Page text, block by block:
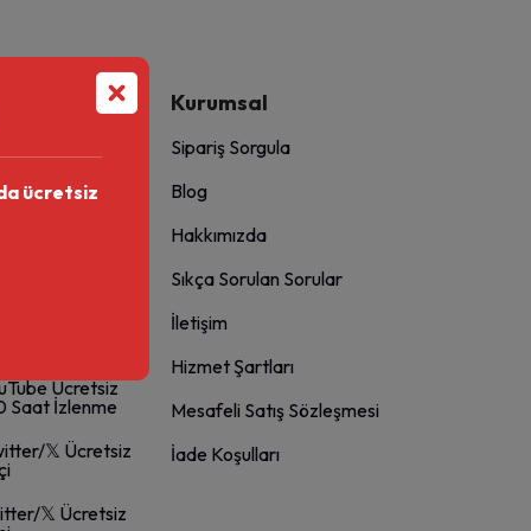
ücretsiz
Ücretsiz
Ücretsiz
Saat İzlenme
𝕏 Ücretsiz
𝕏 Ücretsiz
Kurumsal
Sipariş Sorgula
Blog
Hakkımızda
Sıkça Sorulan Sorular
İletişim
Hizmet Şartları
Mesafeli Satış Sözleşmesi
İade Koşulları